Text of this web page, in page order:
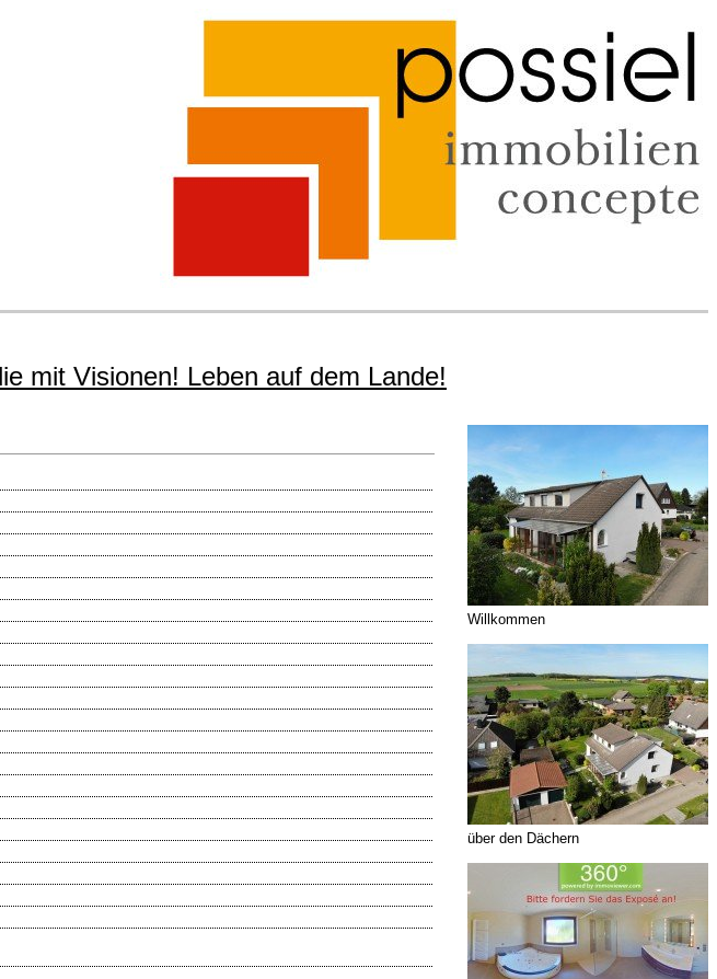
mit Visionen! Leben auf dem Lande!
Willkommen
über den Dächern